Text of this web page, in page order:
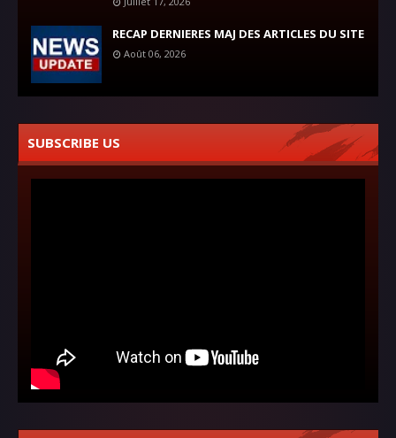
RECAP DERNIERES MAJ DES ARTICLES DU SITE
Août 06, 2026
SUBSCRIBE US